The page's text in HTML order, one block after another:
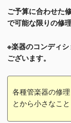
ご予算に合わせた
で可能な限りの修理
※楽器のコンディ
ございます。
各種管楽器の修
とから小さなこ